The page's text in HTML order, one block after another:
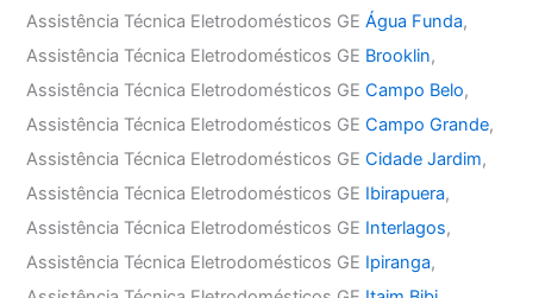
Assistência Técnica Eletrodomésticos GEÁgua Funda,
Assistência Técnica Eletrodomésticos GE Brooklin,
Assistência Técnica Eletrodomésticos GECampo Belo,
Assistência Técnica Eletrodomésticos GECampo Grande,
Assistência Técnica Eletrodomésticos GECidade Jardim,
Assistência Técnica Eletrodomésticos GE Ibirapuera,
Assistência Técnica Eletrodomésticos GE Interlagos,
Assistência Técnica Eletrodomésticos GE Ipiranga,